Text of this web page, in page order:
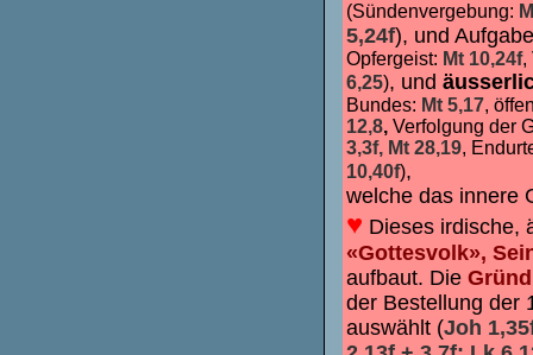
(Sündenvergebung:
5,24f), und
Opfergeist: Mt 10,24f,
6,25), und
Bundes: Mt 5,17,
12,8,Verfolgung der
3,3f, Mt 28,19,
10,40f),
welche das innere
♥ Dieses irdische,
«Gottesvolk»,
aufbaut. Die
der Bestellung der
auswählt (Joh